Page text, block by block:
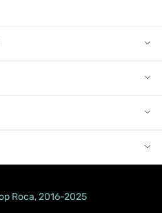
Roca, 2016-2025